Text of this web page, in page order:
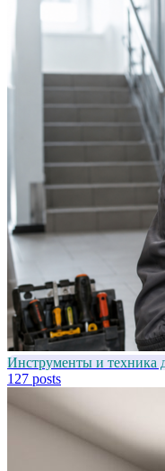
Инструменты и техника
127 posts